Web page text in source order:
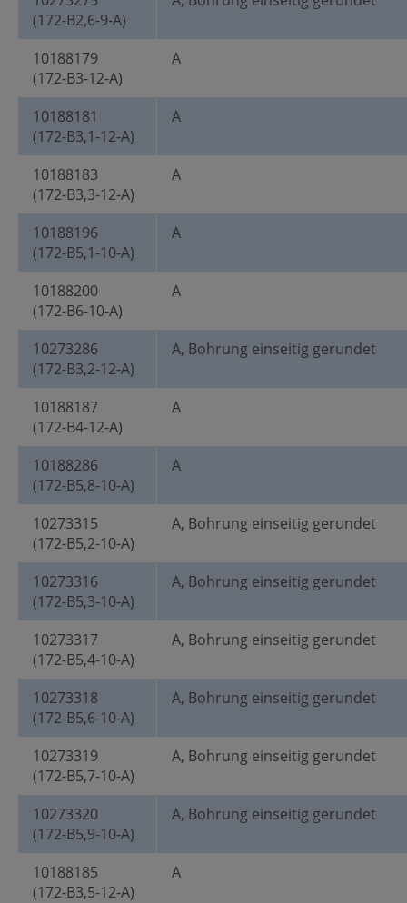
(172-B2,6-9-A)
10188179
(172-B3-12-A)
A
10188181
(172-B3,1-12-A)
A
10188183
(172-B3,3-12-A)
A
10188196
(172-B5,1-10-A)
A
10188200
(172-B6-10-A)
A
10273286
(172-B3,2-12-A)
A, Bohrung einseitig gerundet
10188187
(172-B4-12-A)
A
10188286
(172-B5,8-10-A)
A
10273315
(172-B5,2-10-A)
A, Bohrung einseitig gerundet
10273316
(172-B5,3-10-A)
A, Bohrung einseitig gerundet
10273317
(172-B5,4-10-A)
A, Bohrung einseitig gerundet
10273318
(172-B5,6-10-A)
A, Bohrung einseitig gerundet
10273319
(172-B5,7-10-A)
A, Bohrung einseitig gerundet
10273320
(172-B5,9-10-A)
A, Bohrung einseitig gerundet
10188185
(172-B3,5-12-A)
A